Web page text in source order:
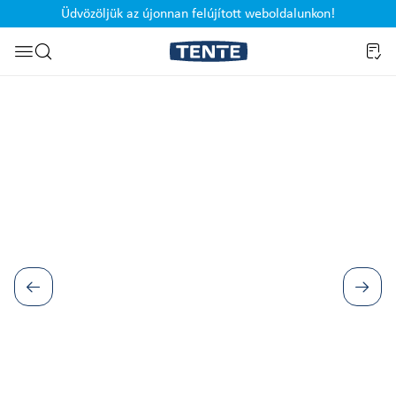
Ugrás a kereséshez
Üdvözöljük az újonnan felújított weboldalunkon!